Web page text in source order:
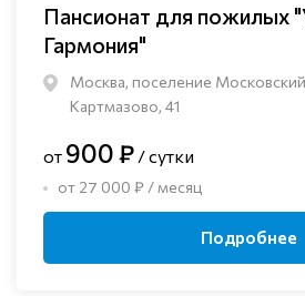
Пансионат для пожилых
Гармония"
Москва, поселение
Картмазово, 41
от 900 ₽ / сутки
от 27 000 ₽ / месяц
Подробнее